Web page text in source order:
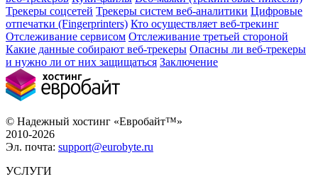
Трекеры соцсетей Трекеры систем веб-аналитики Цифровые
отпечатки (Fingerprinters) Кто осуществляет веб-трекинг
Отслеживание сервисом Отслеживание третьей стороной
Какие данные собирают веб-трекеры Опасны ли веб-трекеры
и нужно ли от них защищаться Заключение
© Надежный хостинг «Евробайт™»
2010-2026
Эл. почта: support@eurobyte.ru
УСЛУГИ